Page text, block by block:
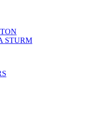
STURM